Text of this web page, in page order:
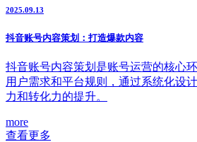
2025.09.13
抖音账号内容策划：打造爆款内容
抖音账号内容策划是账号运营的核心
用户需求和平台规则，通过系统化设
力和转化力的提升。
more
查看更多